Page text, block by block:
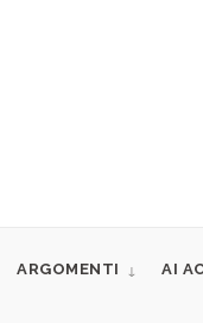
ARGOMENTI AI